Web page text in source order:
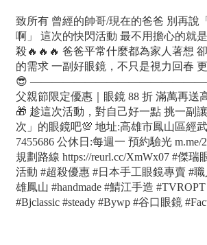
致所有 曾經的帥哥/現在的爸爸 別再說
啊」 這次的快閃活動 最不用擔心的就
殺🔥🔥🔥 爸爸平常什麼都為家人著想
的需求 一副好眼鏡，不只是視力回春
😎
父親節限定優惠｜眼鏡 88 折 滿萬再送
🎁 趁這次活動，對自己好一點 挑一副
次」的眼鏡吧💯 地址:高雄市鳳山區經
7455686 公休日:每週一 預約驗光 m.me/
規劃路線 https://reurl.cc/XmWx07 #傑瑞
活動 #超殺優惠 #日本手工眼鏡專賣 #
雄鳳山 #handmade #鯖江手造 #TVROPT
#Bjclassic #steady #Bywp #谷口眼鏡
高雄配鏡優惠,傑瑞光學眼鏡專營日本
品眼鏡配眼鏡推薦,鳳山眼鏡行最專業